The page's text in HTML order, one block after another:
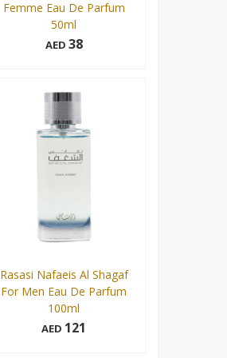
Femme Eau De Parfum
50ml
AED 38
Rasasi Nafaeis Al Shagaf
For Men Eau De Parfum
100ml
AED 121